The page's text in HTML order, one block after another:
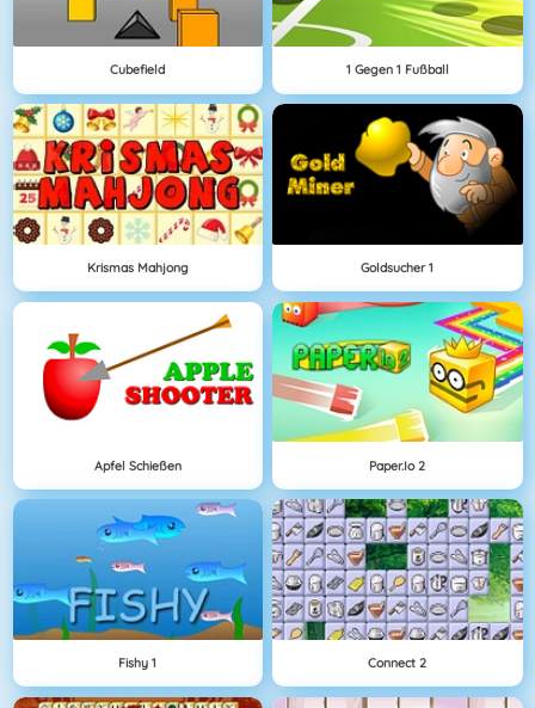
Cubefield 1 Gegen 1 Fußball
Krismas Mahjong Goldsucher 1
Apfel Schießen Paper.io 2
Fishy 1 Connect 2